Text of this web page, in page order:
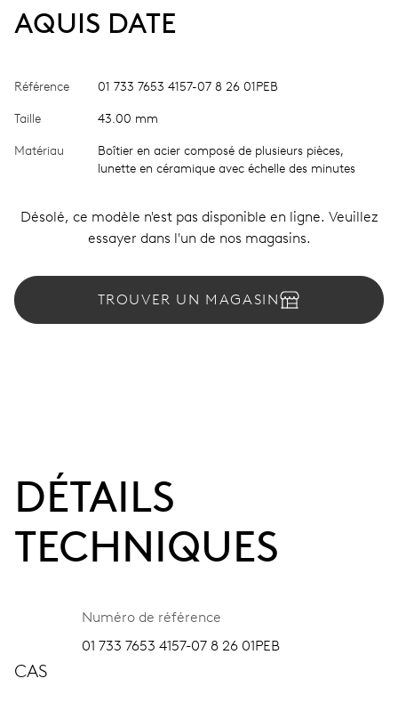
AQUIS DATE
Référence 01 733 7653 4157-07 8 26 01PEB
Taille 43.00 mm
Matériau
Boîtier en acier composé de plusieurs pièces,
lunette en céramique avec échelle des minutes
Désolé, ce modèle n'est pas disponible en ligne. Veuillez
essayer dans l'un de nos magasins.
TROUVER UN MAGASIN
DÉTAILS
TECHNIQUES
Numéro de référence
01 733 7653 4157-07 8 26 01PEB
CAS